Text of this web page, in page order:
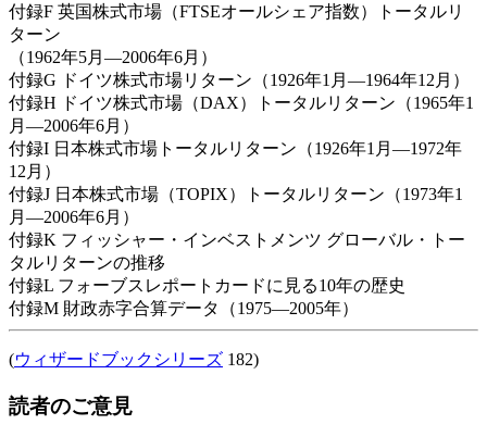
付録F 英国株式市場（FTSEオールシェア指数）トータルリ
ターン
（1962年5月―2006年6月）
付録G ドイツ株式市場リターン（1926年1月―1964年12月）
付録H ドイツ株式市場（DAX）トータルリターン（1965年1
月―2006年6月）
付録I 日本株式市場トータルリターン（1926年1月―1972年
12月）
付録J 日本株式市場（TOPIX）トータルリターン（1973年1
月―2006年6月）
付録K フィッシャー・インベストメンツ グローバル・トー
タルリターンの推移
付録L フォーブスレポートカードに見る10年の歴史
付録M 財政赤字合算データ（1975―2005年）
(ウィザードブックシリーズ 182)
読者のご意見